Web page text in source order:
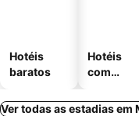
Hotéis
baratos
Hotéis
com
Ver todas as estadias em